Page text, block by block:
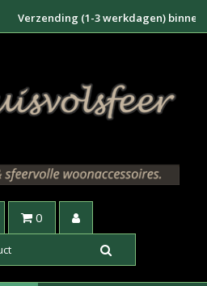
Verzending (1-3 werkdagen) binnen NL
0